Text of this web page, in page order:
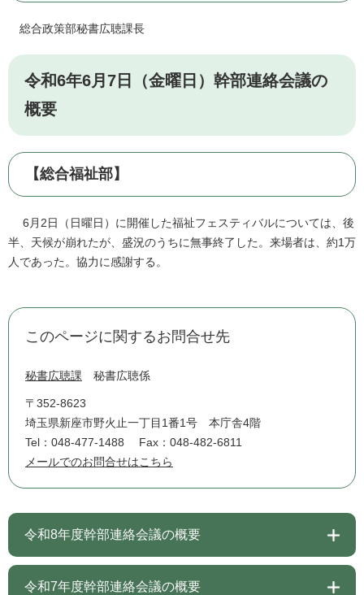
総合政策部秘書広聴課長
令和6年6月7日（金曜日）幹部連絡会議の
概要
【総合福祉部】
6月2日（日曜日）に開催した福祉フェスティバルについては、後
半、天候が崩れたが、盛況のうちに無事終了した。来場者は、約1万
人であった。協力に感謝する。
このページに関するお問合せ先
秘書広聴課 秘書広聴係
〒352-8623
埼玉県新座市野火止一丁目1番1号 本庁舎4階
Tel：048-477-1488
Fax：048-482-6811
メールでのお問合せはこちら
令和8年度幹部連絡会議の概要
令和7年度幹部連絡会議の概要